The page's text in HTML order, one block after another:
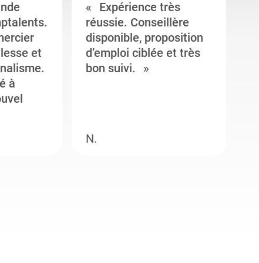
et
à
Expérience très
réussie. Conseillère
disponible, proposition
d’emploi ciblée et très
bon suivi.
N.